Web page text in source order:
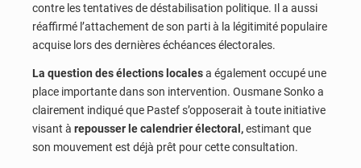
contre les tentatives de déstabilisation politique. Il a aussi
réaffirmé l’attachement de son parti à la légitimité populaire
acquise lors des dernières échéances électorales.
La question des élections localesa également occupé une
place importante dans son intervention. Ousmane Sonko a
clairement indiqué que Pastef s’opposerait à toute initiative
visant à repousser le calendrier électoral,estimant que
son mouvement est déjà prêt pour cette consultation.